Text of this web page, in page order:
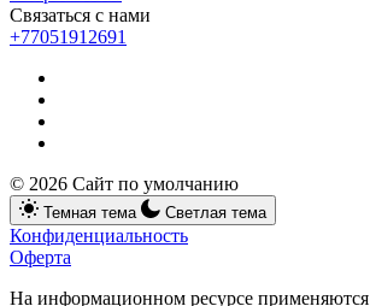
Связаться с нами
+77051912691
© 2026 Сайт по умолчанию
Темная тема Светлая тема
Конфиденциальность
Оферта
На информационном ресурсе применяются